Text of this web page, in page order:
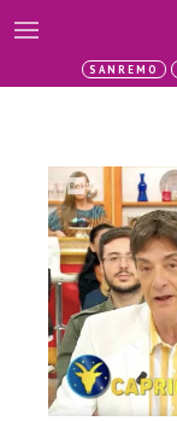
SANREMO